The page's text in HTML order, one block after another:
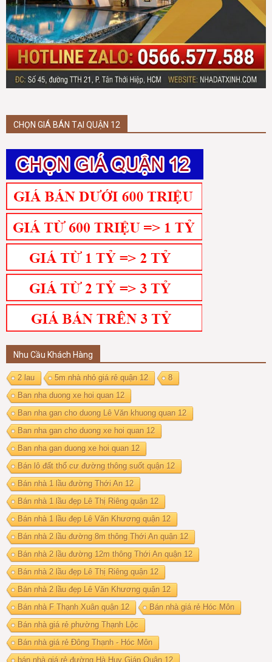
CHỌN GIÁ BÁN TẠI QUẬN 12
Nhu Cầu Khách Hàng
2 lau 5m nhà nhỏ giá rẻ quận 12
8
Ban nha duong xe hoi quan 12
Ban nha gan cho duong Lê Văn khuong quan 12
Ban nha gan cho duong xe hoi quan 12
Ban nha gan duong xe hoi quan 12
Bán lô đất thổ cư đường thông suốt quận 12
Bán nhà 1 lầu đường Thới An 12
Bán nhà 1 lầu đẹp Lê Thị Riêng quận 12
Bán nhà 1 lầu đẹp Lê Văn Khương quận 12
Bán nhà 2 lầu đường 8m thông Thới An quận 12
Bán nhà 2 lầu đường 12m thông Thới An quận 12
Bán nhà 2 lầu đẹp Lê Thị Riêng quận 12
Bán nhà 2 lầu đẹp Lê Văn Khương quận 12
Bán nhà F Thạnh Xuân quận 12
Bán nhà giá rẻ Hóc Môn
Bán nhà giá rẻ phường Thạnh Lộc
Bán nhà giá rẻ Đông Thạnh - Hóc Môn
bán nhà giá rẻ đường Hà Huy Giáp Quận 12